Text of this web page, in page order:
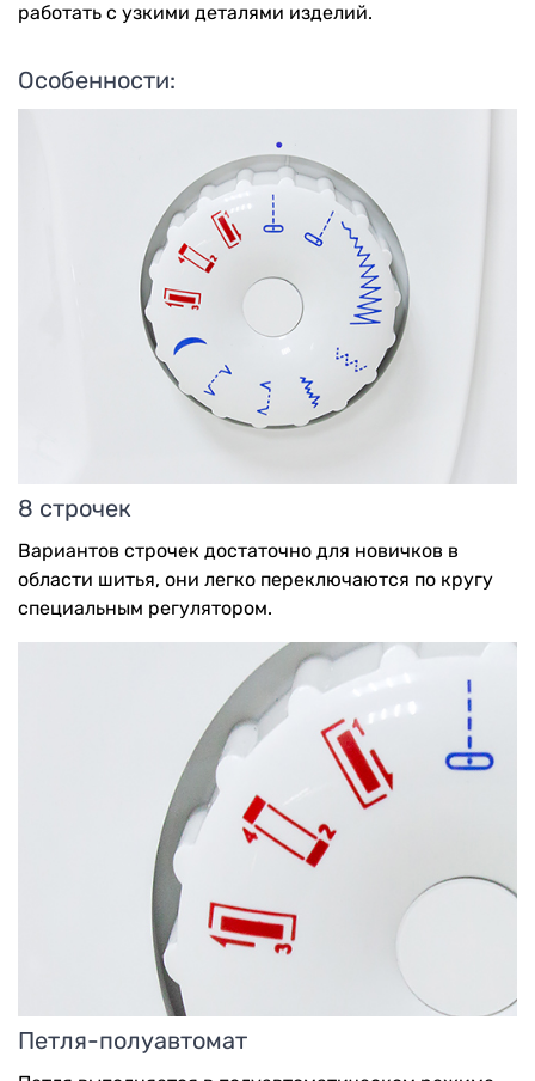
работать с узкими деталями изделий.
Особенности:
8 строчек
Вариантов строчек достаточно для новичков в
области шитья, они легко переключаются по кругу
специальным регулятором.
Петля-полуавтомат